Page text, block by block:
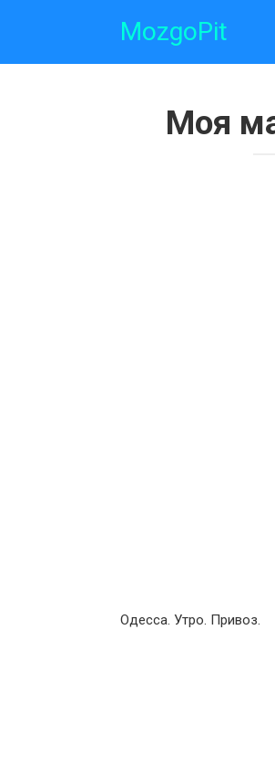
MozgoPit
Моя
Одесса. Утро. Привоз.